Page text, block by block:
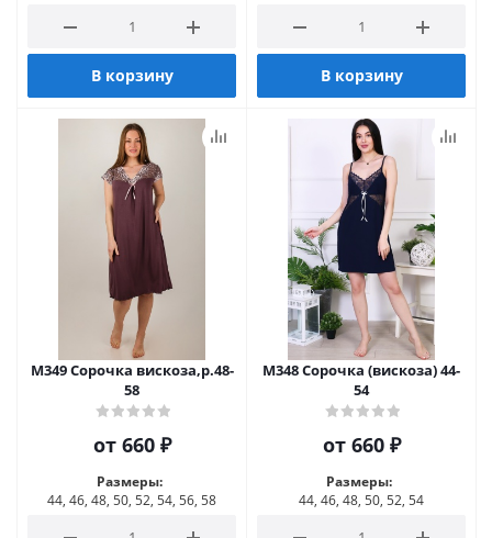
В корзину В корзину
М349 Сорочка вискоза,р.48-
58
от 660 ₽
Размеры:
44, 46, 48, 50, 52, 54, 56, 58
М348 Сорочка (вискоза) 44-
54
от 660 ₽
Размеры:
44, 46, 48, 50, 52, 54